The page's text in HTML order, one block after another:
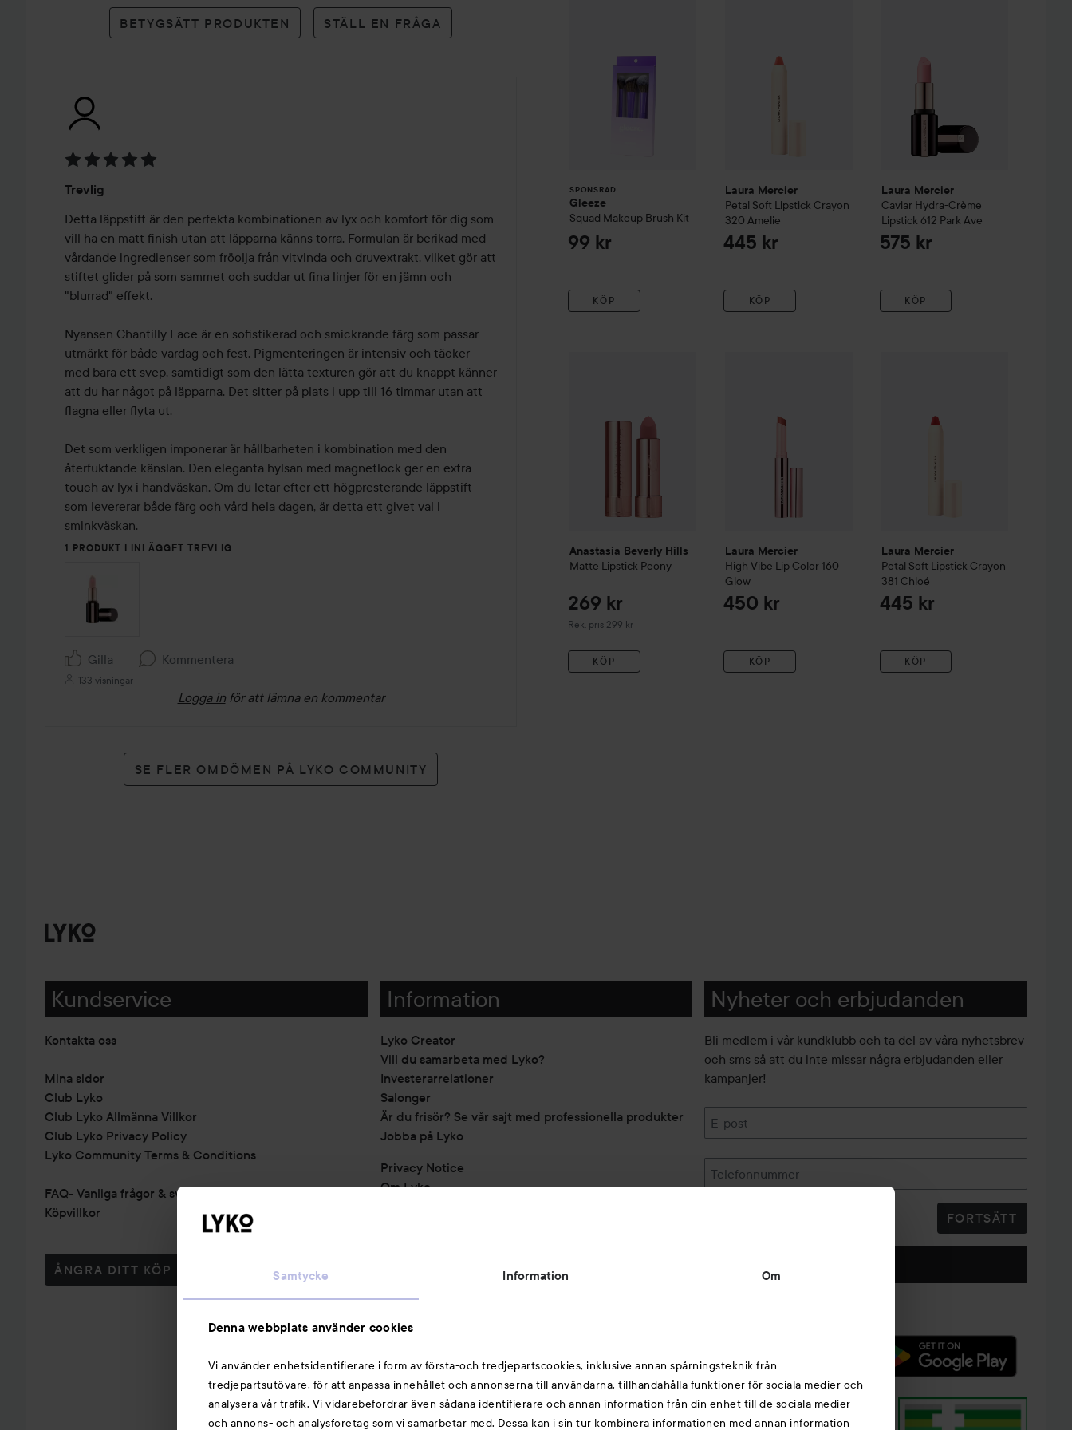
Samtycke Information Om
Denna webbplats använder cookies
Vi använder enhetsidentifierare i form av första-och tredjepartscookies, inklusive annan spårningsteknik från
tredjepartsutövare, för att anpassa innehållet och annonserna till användarna, tillhandahålla funktioner för sociala medier och
analysera vår trafik. Vi vidarebefordrar även sådana identifierare och annan information från din enhet till de sociala medier
och annons- och analysföretag som vi samarbetar med. Dessa kan i sin tur kombinera informationen med annan information
BETYGSÄTT PRODUKTEN STÄLL EN FRÅGA
5
av
5
Trevlig
Detta läppstift är den perfekta kombinationen av lyx och komfort för dig som
vill ha en matt finish utan att läpparna känns torra. Formulan är berikad med
vårdande ingredienser som fröolja från vitvinda och druvextrakt, vilket gör att
stiftet glider på som sammet och suddar ut fina linjer för en jämn och
"blurrad" effekt.
Nyansen Chantilly Lace är en sofistikerad och smickrande färg som passar
utmärkt för både vardag och fest. Pigmenteringen är intensiv och täcker
med bara ett svep, samtidigt som den lätta texturen gör att du knappt känner
att du har något på läpparna. Det sitter på plats i upp till 16 timmar utan att
flagna eller flyta ut.
Det som verkligen imponerar är hållbarheten i kombination med den
återfuktande känslan. Den eleganta hylsan med magnetlock ger en extra
touch av lyx i handväskan. Om du letar efter ett högpresterande läppstift
som levererar både färg och vård hela dagen, är detta ett givet val i
1 PRODUKT I INLÄGGET TREVLIG
Gilla Kommentera
133 visningar
Logga in för att lämna en kommentar
SE FLER OMDÖMEN PÅ LYKO COMMUNITY
SPONSRAD
Gleeze
Squad Makeup Brush Kit
99 kr
KÖP
Laura Mercier
Petal Soft Lipstick Crayon
320 Amelie
445 kr
KÖP
Laura Mercier
Caviar Hydra-Crème
Lipstick 612 Park Ave
575 kr
KÖP
Anastasia Beverly Hills
Matte Lipstick Peony
269 kr
Rek. pris 299 kr
Rekommenderat pris 299 kr
KÖP
Laura Mercier
High Vibe Lip Color 160
Glow
450 kr
KÖP
Laura Mercier
Petal Soft Lipstick Crayon
381 Chloé
445 kr
KÖP
Kundservice
Kontakta oss
Mina sidor
Club Lyko
Club Lyko Allmänna Villkor
Club Lyko Privacy Policy
Lyko Community Terms & Conditions
FAQ- Vanliga frågor & svar
Köpvillkor
ÅNGRA DITT KÖP
Information
Lyko Creator
Vill du samarbeta med Lyko?
Investerarrelationer
Salonger
Är du frisör? Se vår sajt med professionella produkter
Jobba på Lyko
Privacy Notice
Om Lyko
Michael Edwards Fragrances of the World
Cookie Consent
Partners
Du kanske också gillar
Nyheter och erbjudanden
Bli medlem i vår kundklubb och ta del av våra nyhetsbrev
och sms så att du inte missar några erbjudanden eller
kampanjer!
E-post
Telefonnummer
FORTSÄTT
Följ oss